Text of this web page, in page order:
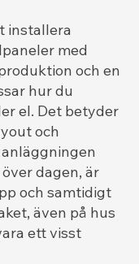
installera
med
och en
hur du
el. Det betyder
och
dagen, är
och samtidigt
även på hus
ett visst